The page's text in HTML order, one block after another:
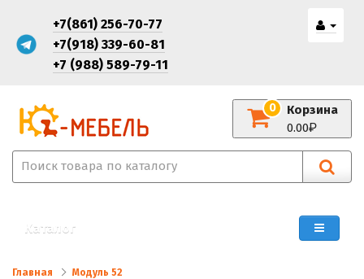
+7(861) 256-70-77
+7(918) 339-60-81
+7 (988) 589-79-11
Корзина
0
0.00
Каталог
Главная Модуль 52